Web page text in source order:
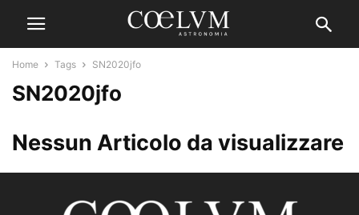
Home Tags SN2020jfo
SN2020jfo
Nessun Articolo da visualizzare